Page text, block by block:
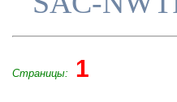
Страницы: 1